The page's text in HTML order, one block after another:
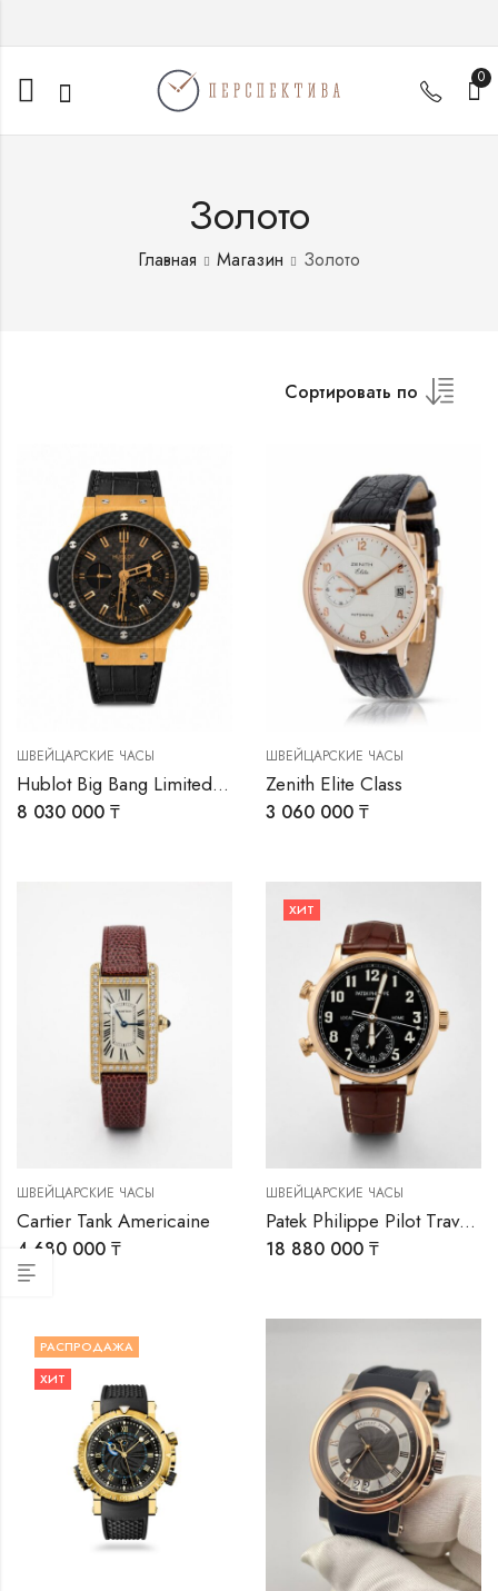
0
Золото
Главная Магазин Золото
Сортировать по
ШВЕЙЦАРСКИЕ ЧАСЫ
Hublot Big Bang Limited edition
8 030 000 ₸
ШВЕЙЦАРСКИЕ ЧАСЫ
Zenith Elite Class
3 060 000 ₸
ШВЕЙЦАРСКИЕ ЧАСЫ
Cartier Tank Americaine
4 680 000 ₸
ХИТ
ШВЕЙЦАРСКИЕ ЧАСЫ
Patek Philippe Pilot Travel Time
18 880 000 ₸
РАСПРОДАЖА
ХИТ